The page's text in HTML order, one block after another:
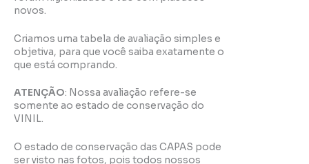
novos.
Criamos uma tabela de avaliação simples e
objetiva, para que você saiba exatamente o
que está comprando.
ATENÇÃO: Nossa avaliação refere-se
somente ao estado de conservação do
VINIL.
O estado de conservação das CAPAS pode
ser visto nas fotos, pois todos nossos